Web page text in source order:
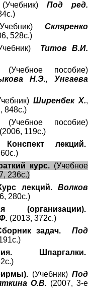
Под ред.
Скляренко
528с.)
Титов В.И.
(Учебное пособие)
Н.Э., Унгаева
Ширенбек Х.,
848с.)
(Учебное пособие)
(2006, 119с.)
Конспект лекций.
курс. (Учебное
236с.)
лекций.
Волков
280с.)
(организации).
(2013, 372с.)
задач. Под
Шпаргалки.
.)
(Учебник) Под
О.В. (2007, 3-е